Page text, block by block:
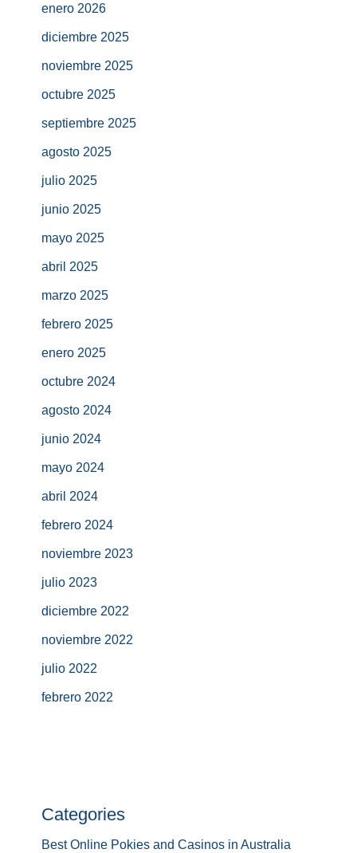
enero 2026
diciembre 2025
noviembre 2025
octubre 2025
septiembre 2025
agosto 2025
julio 2025
junio 2025
mayo 2025
abril 2025
marzo 2025
febrero 2025
enero 2025
octubre 2024
agosto 2024
junio 2024
mayo 2024
abril 2024
febrero 2024
noviembre 2023
julio 2023
diciembre 2022
noviembre 2022
julio 2022
febrero 2022
Categories
Best Online Pokies and Casinos in Australia